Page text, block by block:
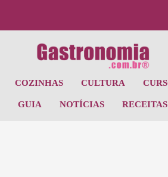
COZINHAS CULTURA
GUIA NOTÍCIAS RECEITAS